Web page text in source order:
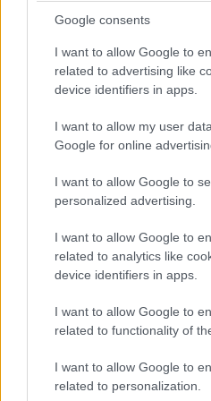
Google consents
I want to allow Google to
related to advertising like
device identifiers in apps.
I want to allow my user
Google for online
I want to allow Google to
personalized advertising.
I want to allow Google to
related to analytics like
device identifiers in apps.
I want to allow Google to
related to functionality of
I want to allow Google to
related to personalization.
Munkáltatói rémálom,
már nem elkötelezett a
távozik a szervezetből.
A csendes kilépés, illetve
drasztikus romlása az
középpontjába, és minden
mértékű, ami jelentősen
összességében teljes
teljesítményét. A
fontosabbak közül a
orvosolhatók közé tartozik.
a munkavállalói lojalitásról
kissé különböző